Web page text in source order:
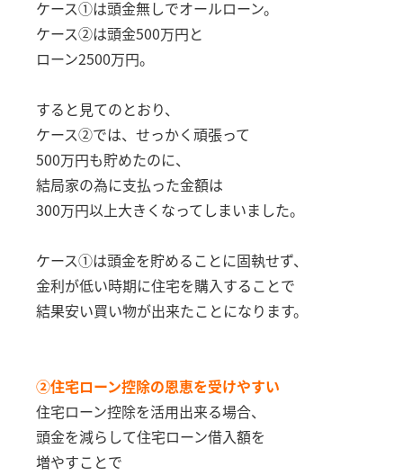
ケース①は頭金無しでオールローン。
ケース②は頭金500万円と
ローン2500万円。
すると見てのとおり、
ケース②では、せっかく頑張って
500万円も貯めたのに、
結局家の為に支払った金額は
300万円以上大きくなってしまいました。
ケース①は頭金を貯めることに固執せず、
金利が低い時期に住宅を購入することで
結果安い買い物が出来たことになります。
②住宅ローン控除の恩恵を受けやすい
住宅ローン控除を活用出来る場合、
頭金を減らして住宅ローン借入額を
増やすことで